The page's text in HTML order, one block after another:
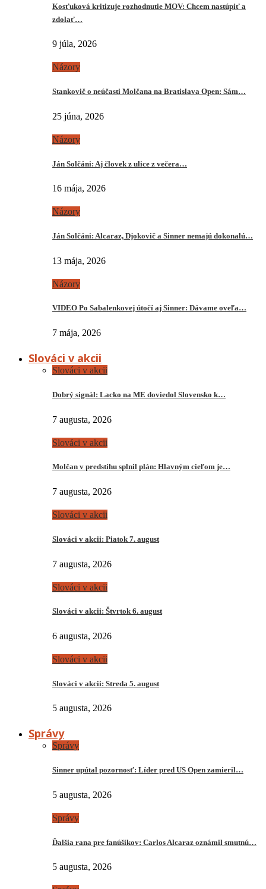
Kosťuková kritizuje rozhodnutie MOV: Chcem nastúpiť a
zdolať…
9 júla, 2026
Názory
Stankovič o neúčasti Molčana na Bratislava Open: Sám…
25 júna, 2026
Názory
Ján Solčáni: Aj človek z ulice z večera…
16 mája, 2026
Názory
Ján Solčáni: Alcaraz, Djokovič a Sinner nemajú dokonalú…
13 mája, 2026
Názory
VIDEO Po Sabalenkovej útočí aj Sinner: Dávame oveľa…
7 mája, 2026
Slováci v akcii
Slováci v akcii
Dobrý signál: Lacko na ME doviedol Slovensko k…
7 augusta, 2026
Slováci v akcii
Molčan v predstihu splnil plán: Hlavným cieľom je…
7 augusta, 2026
Slováci v akcii
Slováci v akcii: Piatok 7. august
7 augusta, 2026
Slováci v akcii
Slováci v akcii: Štvrtok 6. august
6 augusta, 2026
Slováci v akcii
Slováci v akcii: Streda 5. august
5 augusta, 2026
Správy
Správy
Sinner upútal pozornosť: Líder pred US Open zamieril…
5 augusta, 2026
Správy
Ďalšia rana pre fanúšikov: Carlos Alcaraz oznámil smutnú…
5 augusta, 2026